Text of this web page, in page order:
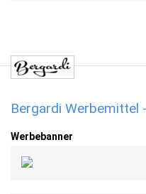
Bergardi Werbemittel
Werbebanner